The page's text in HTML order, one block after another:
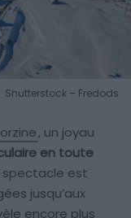
Shutterstock – Fredods
, un joyau
en toute
spectacle est
jusqu’aux
encore plus